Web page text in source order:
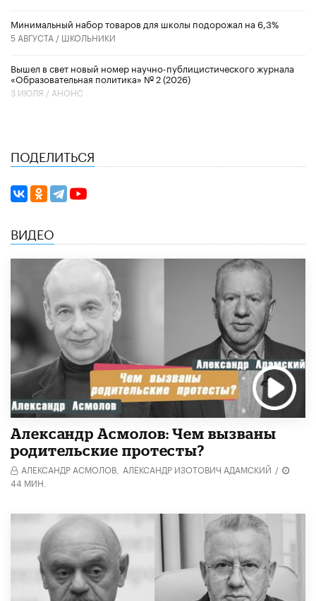
Минимальный набор товаров для школы подорожал на 6,3%
5 АВГУСТА / ШКОЛЬНИКИ
Вышел в свет новый номер научно-публицистического журнала
«Образовательная политика» № 2 (2026)
3 ИЮЛЯ / АНОНС
ПОДЕЛИТЬСЯ
ВИДЕО
Александр Асмолов: Чем вызваны
родительские протесты?
АЛЕКСАНДР АСМОЛОВ, АЛЕКСАНДР ИЗОТОВИЧ АДАМСКИЙ /
44 МИН.